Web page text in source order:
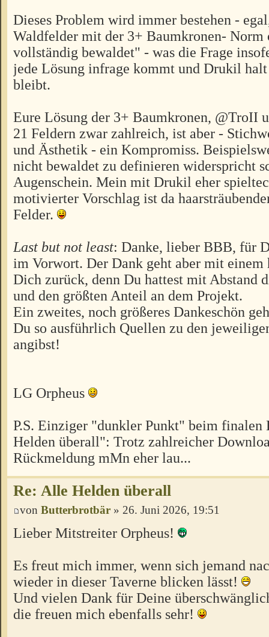
Dieses Problem wird immer bestehen -
Waldfelder mit der 3+ Baumkronen- Norm
vollständig bewaldet" - was die Frage
jede Lösung infrage kommt und Drukil
bleibt.
Eure Lösung der 3+ Baumkronen, @TroII
21 Feldern zwar zahlreich, ist aber -
und Ästhetik - ein Kompromiss.
nicht bewaldet zu definieren widerspricht
Augenschein. Mein mit Drukil eher
motivierter Vorschlag ist da
Felder.
Last but not least: Danke, lieber BBB, für
im Vorwort. Der Dank geht aber mit einem
Dich zurück, denn Du hattest mit Abstand
und den größten Anteil an dem Projekt.
Ein zweites, noch größeres Dankeschön
Du so ausführlich Quellen zu den
angibst!
LG Orpheus
P.S. Einziger "dunkler Punkt" beim
Helden überall": Trotz zahlreicher
Rückmeldung mMn eher lau...
Re: Alle Helden überall
von Butterbrotbär » 26. Juni 2026, 19:51
Lieber Mitstreiter Orpheus!
Es freut mich immer, wenn sich jemand
wieder in dieser Taverne blicken lässt!
Und vielen Dank für Deine
die freuen mich ebenfalls sehr!